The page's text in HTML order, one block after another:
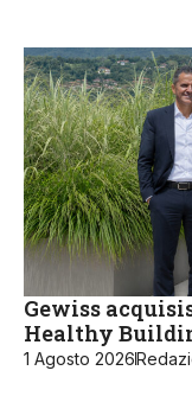
Gewiss
Healthy
1 Agosto 2026